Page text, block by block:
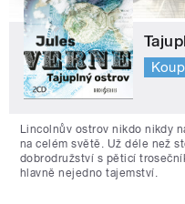
Lincolnův ostrov nikdo nikdy
na celém světě. Už déle než
dobrodružství s pěticí
hlavně nejedno tajemství.